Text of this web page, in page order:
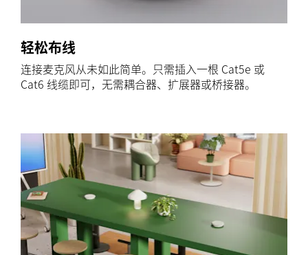
轻松布线
连接麦克风从未如此简单。只需插入一根 Cat5e 或
Cat6 线缆即可，无需耦合器、扩展器或桥接器。